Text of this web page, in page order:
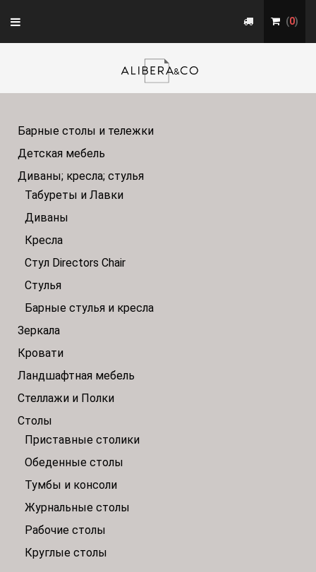
Toggle
navigation
(0)
Барные столы и тележки
Детская мебель
Диваны; кресла; стулья
Табуреты и Лавки
Диваны
Кресла
Стул Directors Chair
Стулья
Барные стулья и кресла
Зеркала
Кровати
Ландшафтная мебель
Стеллажи и Полки
Столы
Приставные столики
Обеденные столы
Тумбы и консоли
Журнальные столы
Рабочие столы
Круглые столы